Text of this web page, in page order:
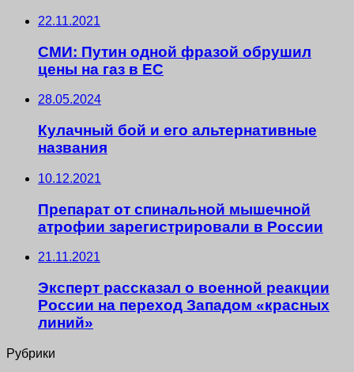
22.11.2021
СМИ: Путин одной фразой обрушил
цены на газ в ЕС
28.05.2024
Кулачный бой и его альтернативные
названия
10.12.2021
Препарат от спинальной мышечной
атрофии зарегистрировали в России
21.11.2021
Эксперт рассказал о военной реакции
России на переход Западом «красных
линий»
Рубрики